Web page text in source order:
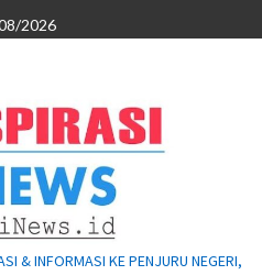
2026
& INFORMASI KE PENJURU NEGERI,